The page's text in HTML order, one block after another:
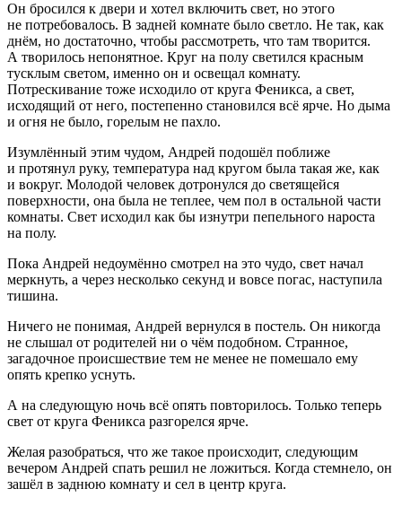
Он бросился к двери и хотел включить свет, но этого
не потребовалось. В задней комнате было светло. Не так, как
днём, но достаточно, чтобы рассмотреть, что там творится.
А творилось непонятное. Круг на полу светился красным
тусклым светом, именно он и освещал комнату.
Потрескивание тоже исходило от круга Феникса, а свет,
исходящий от него, постепенно становился всё ярче. Но дыма
и огня не было, горелым не пахло.
Изумлённый этим чудом, Андрей подошёл поближе
и протянул руку, температура над кругом была такая же, как
и вокруг. Молодой человек дотронулся до светящейся
поверхности, она была не теплее, чем пол в остальной части
комнаты. Свет исходил как бы изнутри пепельного нароста
на полу.
Пока Андрей недоумённо смотрел на это чудо, свет начал
меркнуть, а через несколько секунд и вовсе погас, наступила
тишина.
Ничего не понимая, Андрей вернулся в постель. Он никогда
не слышал от родителей ни о чём подобном. Странное,
загадочное происшествие тем не менее не помешало ему
опять крепко уснуть.
А на следующую ночь всё опять повторилось. Только теперь
свет от круга Феникса разгорелся ярче.
Желая разобраться, что же такое происходит, следующим
вечером Андрей спать решил не ложиться. Когда стемнело, он
зашёл в заднюю комнату и сел в центр круга.